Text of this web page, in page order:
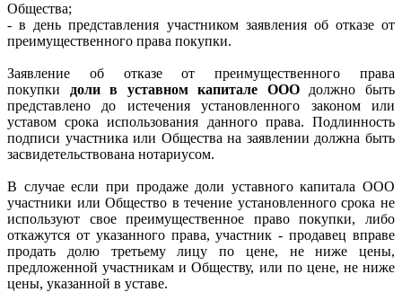
Общества;
- в день представления участником заявления об отказе от
преимущественного права покупки.
Заявление об отказе от преимущественного права
покупки доли в уставном капитале ОООдолжно быть
представлено до истечения установленного законом или
уставом срока использования данного права. Подлинность
подписи участника или Общества на заявлении должна быть
засвидетельствована нотариусом.
В случае если при продаже доли уставного капитала ООО
участники или Общество в течение установленного срока не
используют свое преимущественное право покупки, либо
откажутся от указанного права, участник - продавец вправе
продать долю третьему лицу по цене, не ниже цены,
предложенной участникам и Обществу, или по цене, не ниже
цены, указанной в уставе.